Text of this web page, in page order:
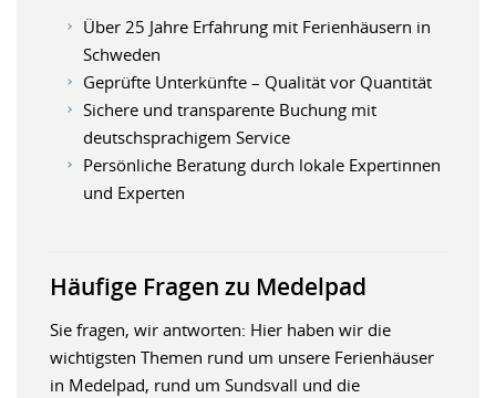
Über 25 Jahre Erfahrung mit Ferienhäusern in
Schweden
Geprüfte Unterkünfte – Qualität vor Quantität
Sichere und transparente Buchung mit
deutschsprachigem Service
Persönliche Beratung durch lokale Expertinnen
und Experten
Häufige Fragen zu Medelpad
Sie fragen, wir antworten: Hier haben wir die
wichtigsten Themen rund um unsere Ferienhäuser
in Medelpad, rund um Sundsvall und die